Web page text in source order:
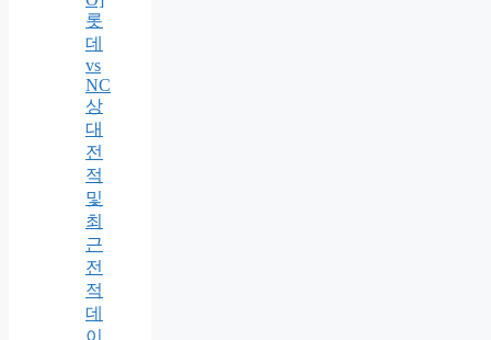
롯
데
vs
NC
상
대
전
적
및
최
근
전
적
데
이